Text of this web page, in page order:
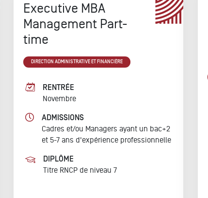
Executive MBA
Management Part-
time
DIRECTION ADMINISTRATIVE ET FINANCIÈRE
RENTRÉE
Novembre
ADMISSIONS
Cadres et/ou Managers ayant un bac+2
et 5-7 ans d'expérience professionnelle
DIPLÔME
Titre RNCP de niveau 7